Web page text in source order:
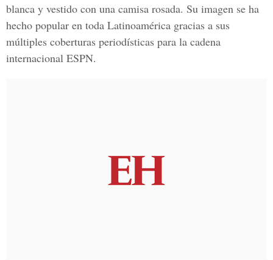
blanca y vestido con una camisa rosada. Su imagen se ha
hecho popular en toda Latinoamérica gracias a sus
múltiples coberturas periodísticas para la cadena
internacional ESPN.